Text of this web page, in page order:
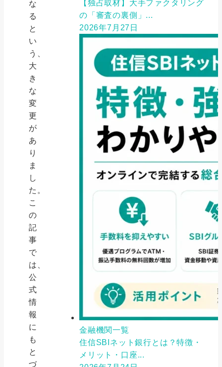
な
る
と
い
う、
大
き
な
変
更
が
あ
り
ま
し
た。
こ
の
記
事
で
は、
公
式
情
報
に
も
と
づ
【独占取材】大手ファクタリング
の「審査の裏側」...
2026年7月27日
金融機関一覧
住信SBIネット銀行とは？特徴・
メリット・口座...